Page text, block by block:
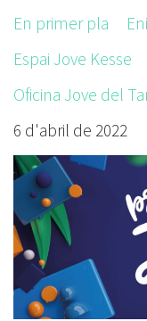
En primer pla
Espai Jove Kesse
Oficina Jove del
6 d'abril de 2022